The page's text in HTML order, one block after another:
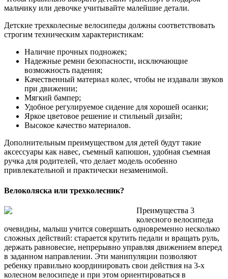
мальчику или девочке учитывайте малейшие детали.
Детские трехколесные велосипеды должны соответствовать
строгим техническим характеристикам:
Наличие прочных подножек;
Надежные ремни безопасности, исключающие
возможность падения;
Качественный материал колес, чтобы не издавали звуков
при движении;
Мягкий бампер;
Удобное регулируемое сидение для хорошей осанки;
Яркое цветовое решение и стильный дизайн;
Высокое качество материалов.
Дополнительным преимуществом для детей будут такие
аксессуары как навес, съемный капюшон, удобная съемная
ручка для родителей, что делает модель особенно
привлекательной и практически незаменимой.
Велоколяска или трехколесник?
Преимущества 3
колесного велосипеда
очевидны, малыш учится совершать одновременно несколько
сложных действий: старается крутить педали и вращать руль,
держать равновесие, непрерывно управляя движением вперед
в заданном направлении. Эти манипуляции позволяют
ребенку правильно координировать свои действия на 3-х
колесном велосипеде и при этом ориентироваться в